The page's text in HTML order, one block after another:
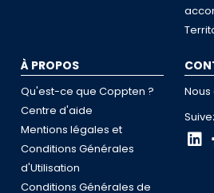
À PROPOS
Qu'est-ce que Coppten ?
Centre d'aide
Mentions légales et
Conditions Générales
d'Utilisation
Conditions Générales de